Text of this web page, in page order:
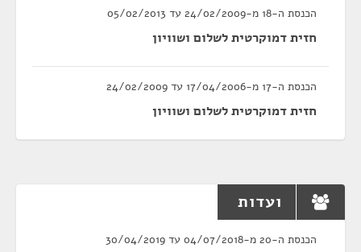
הכנסת ה-18 מ-24/02/2009 עד 05/02/2013
חזית דמוקרטית לשלום ושוויון
הכנסת ה-17 מ-17/04/2006 עד 24/02/2009
חזית דמוקרטית לשלום ושוויון
ועדות
הכנסת ה-20 מ-04/07/2018 עד 30/04/2019